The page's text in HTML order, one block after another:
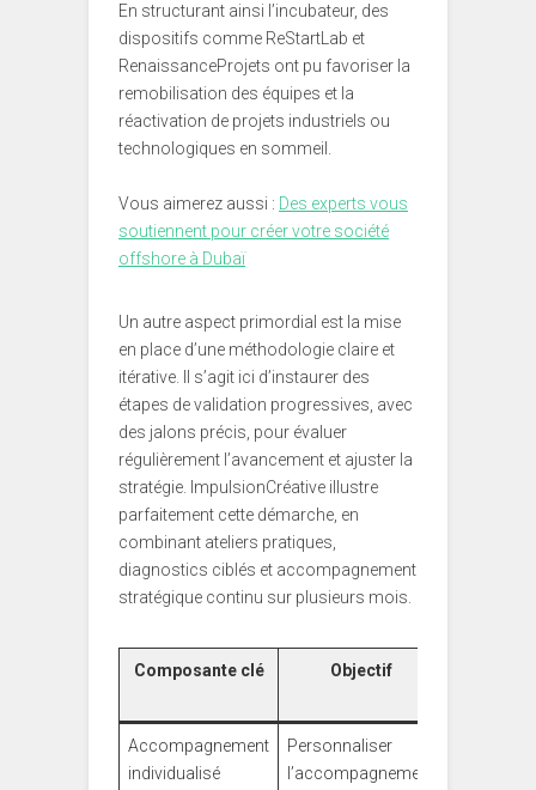
En structurant ainsi l’incubateur, des
dispositifs comme ReStartLab et
RenaissanceProjets ont pu favoriser la
remobilisation des équipes et la
réactivation de projets industriels ou
technologiques en sommeil.
Vous aimerez aussi : Des experts vous
soutiennent pour créer votre société
offshore à Dubaï
Un autre aspect primordial est la mise
en place d’une méthodologie claire et
itérative. Il s’agit ici d’instaurer des
étapes de validation progressives, avec
des jalons précis, pour évaluer
régulièrement l’avancement et ajuster la
stratégie. ImpulsionCréative illustre
parfaitement cette démarche, en
combinant ateliers pratiques,
diagnostics ciblés et accompagnement
stratégique continu sur plusieurs mois.
Composante clé Objectif
Accompagnement
individualisé
Personnaliser
l’accompagnement